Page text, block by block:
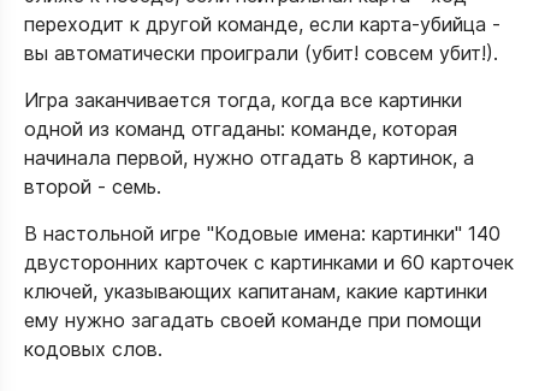
переходит к другой команде, если карта-убийца -
вы автоматически проиграли (убит! совсем убит!).
Игра заканчивается тогда, когда все картинки
одной из команд отгаданы: команде, которая
начинала первой, нужно отгадать 8 картинок, а
второй - семь.
В настольной игре "Кодовые имена: картинки" 140
двусторонних карточек с картинками и 60 карточек
ключей, указывающих капитанам, какие картинки
ему нужно загадать своей команде при помощи
кодовых слов.